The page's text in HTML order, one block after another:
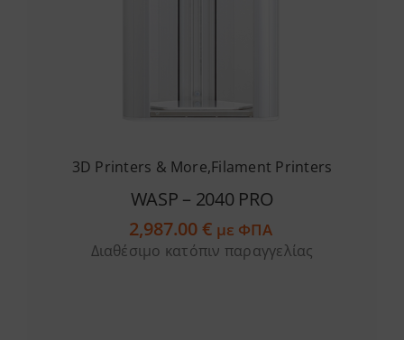
3D Printers & More,Filament Printers
WASP – 2040 PRO
2,987.00€ με ΦΠΑ
Διαθέσιμο κατόπιν παραγγελίας